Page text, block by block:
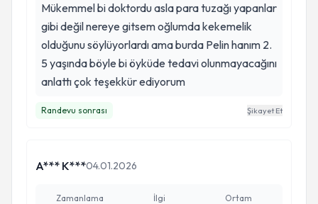
söylediğim tek birşey var beni ailemi karanlık
çukurlardan çıkardı Allah’ın izniyle, tekrardan
hayata bağlandık. Son bir aydır tekrardan nefes
alabildiğimi hissediyorum bir anne olarak.
Profesyonelliği, güler yüzü, anaçlığı, naifliği, ilgi
alakası. . . Varlığınız çok güzel hocam Allahım
okuyorsanız en doğru adrestesiniz.
Mükemmel bi doktordu asla para tuzağı yapanlar
gibi değil nereye gitsem oğlumda kekemelik
olduğunu söylüyorlardı ama burda Pelin hanım 2.
5 yaşında böyle bi öyküde tedavi olunmayacağını
anlattı çok teşekkür ediyorum
Randevu sonrası Şikayet Et
A*** K***04.01.2026
Zamanlama İlgi Ortam